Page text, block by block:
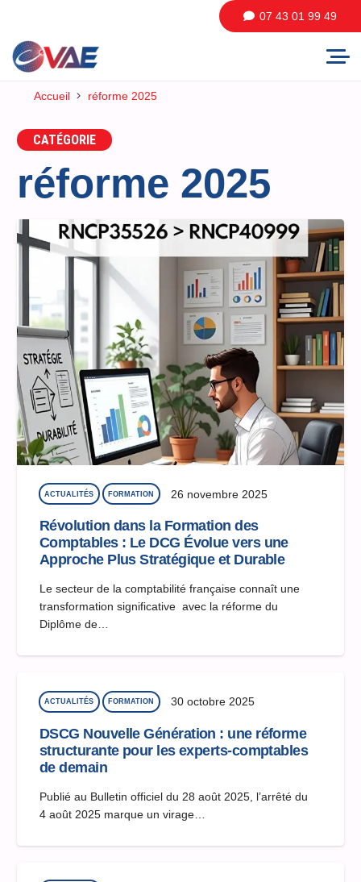
07 43 01 99 49
Accueil réforme 2025
CATÉGORIE
réforme 2025
ACTUALITÉS FORMATION 26 novembre 2025
Révolution dans la Formation des
Comptables : Le DCG Évolue vers une
Approche Plus Stratégique et Durable
Le secteur de la comptabilité française connaît une
transformation significative avec la réforme du
Diplôme de…
ACTUALITÉS FORMATION 30 octobre 2025
DSCG Nouvelle Génération : une réforme
structurante pour les experts-comptables
de demain
Publié au Bulletin officiel du 28 août 2025, l’arrêté du
4 août 2025 marque un virage…